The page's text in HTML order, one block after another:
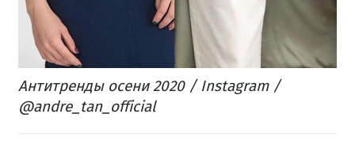
Антитренды осени 2020 / Instagram /
@andre_tan_official